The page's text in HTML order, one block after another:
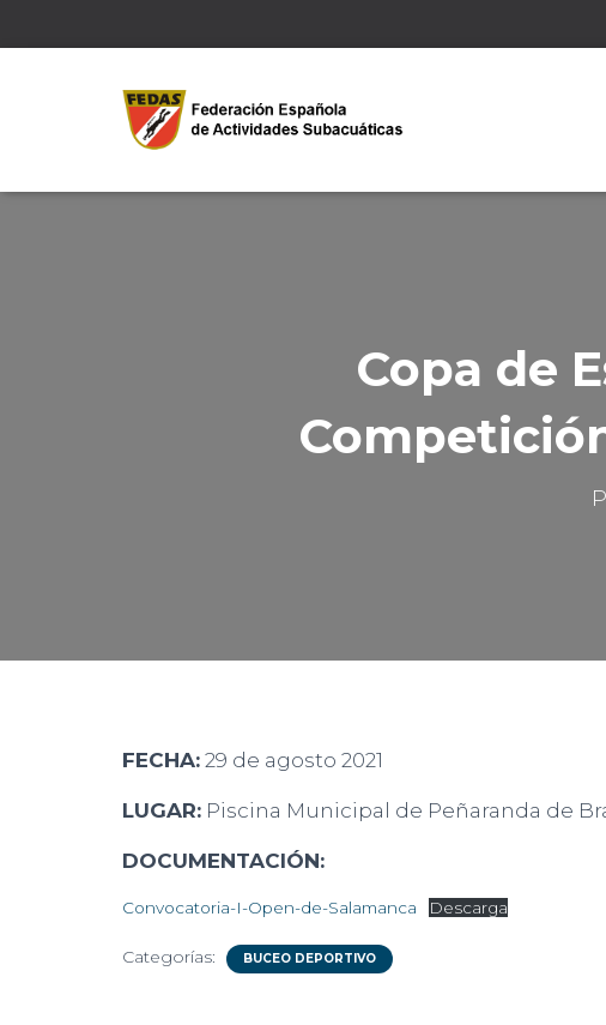
Copa de
FECHA: 29 de agosto 2021
LUGAR: Piscina Municipal de Peñaranda de
DOCUMENTACIÓN:
Convocatoria-I-Open-de-Salamanca Descarga
Categorías: BUCEO DEPORTIVO